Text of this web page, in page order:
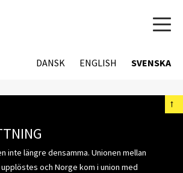
DANSK ENGLISH SVENSKA
←
inte längre densamma. Unionen mellan
och Norge kom i union med